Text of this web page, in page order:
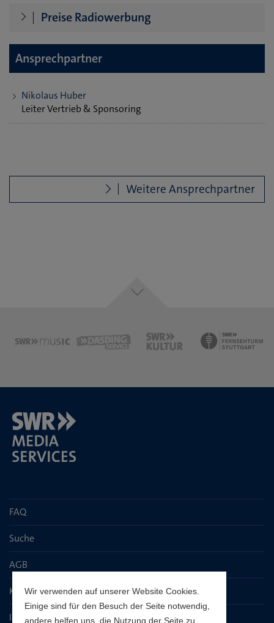
Wir verwenden auf unserer Website Cookies.
Einige sind für den Besuch der Seite notwendig,
andere helfen uns, die Nutzung der Seite zu
Preise Radiowerbung
Ansprechpartner
Nikolaus Huber
Leiter Vertrieb & Sponsoring
Weitere Ansprechpartner
FAQ
Suche
AGB
Kontaktseite
Impressum